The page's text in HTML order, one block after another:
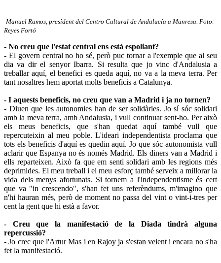
Manuel Ramos, president del Centro Cultural de Andalucía a Manresa. Foto:
Reyes Fortó
- No creu que l'estat central ens està espoliant?
- El govern central no ho sé, però puc tornar a l'exemple que al seu
dia va dir el senyor Ibarra. Si resulta que jo vinc d'Andalusia a
treballar aquí, el benefici es queda aquí, no va a la meva terra. Per
tant nosaltres hem aportat molts beneficis a Catalunya.
- I aquests beneficis, no creu que van a Madrid i ja no tornen?
- Diuen que les autonomies han de ser solidàries. Jo sí sóc solidari
amb la meva terra, amb Andalusia, i vull continuar sent-ho. Per això
els meus beneficis, que s'han quedat aquí també vull que
repercuteixin al meu poble. L'ideari independentista proclama que
tots els beneficis d'aquí es quedin aquí. Jo que sóc autonomista vull
aclarir que Espanya no és només Madrid. Els diners van a Madrid i
ells reparteixen. Això fa que em senti solidari amb les regions més
deprimides. El meu treball i el meu esforç també serveix a millorar la
vida dels menys afortunats. Si tornem a l'independentisme és cert
que va "in crescendo", s'han fet uns referèndums, m'imagino que
n'hi hauran més, però de moment no passa del vint o vint-i-tres per
cent la gent que hi està a favor.
- Creu que la manifestació de la Diada tindrà alguna
repercussió?
- Jo crec que l'Artur Mas i en Rajoy ja s'estan veient i encara no s'ha
fet la manifestació.